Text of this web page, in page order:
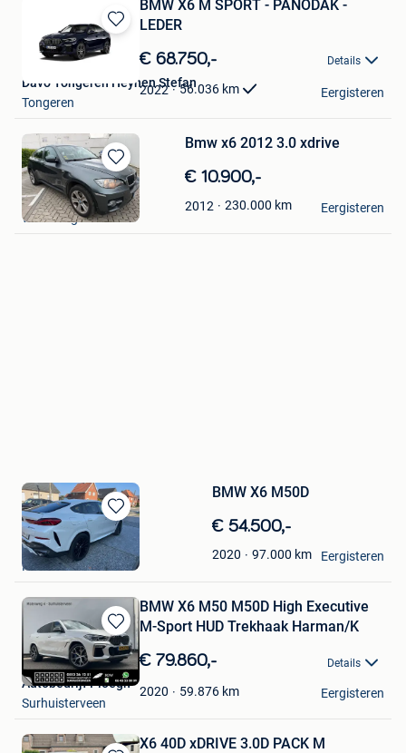
Bewaren
in
Favorieten
BMW X6 M SPORT - PANODAK -
LEDER
€ 68.750,- Details
2022 56.036 km
Davo Tongeren Heynen Stefan
Tongeren
Eergisteren
Bewaren
in
Mijn
Favorieten
Bmw x6 2012 3.0 xdrive
€ 10.900,-
2012 230.000 km
Bilal Begeshi
Wommelgem
Eergisteren
Bewaren
in
Mijn
Favorieten
BMW X6 M50D
€ 54.500,-
2020 97.000 km
ik
Koersel
Eergisteren
Bewaren
in
Mijn
Favorieten
BMW X6 M50 M50D High Executive
M-Sport HUD Trekhaak Harman/K
€ 79.860,- Details
2020 59.876 km
Autobedrijf Ploegh
Surhuisterveen
Eergisteren
X6 40D xDRIVE 3.0D PACK M